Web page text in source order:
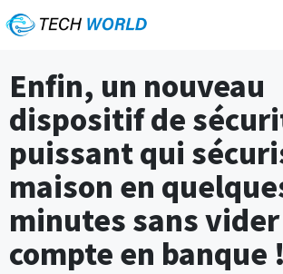
Enfin, un nouveau
dispositif de
puissant qui
maison en
minutes sans
compte en banque !